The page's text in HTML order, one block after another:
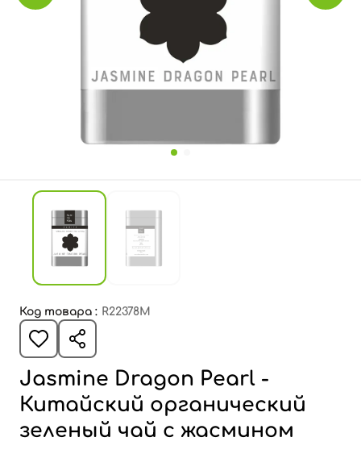
Код товара : R22378M
Jasmine Dragon Pearl -
Китайский органический
зеленый чай с жасмином